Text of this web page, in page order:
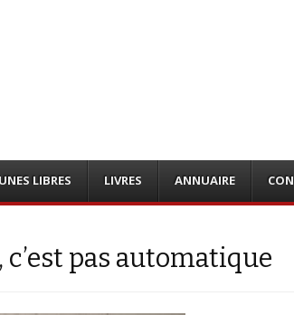
LIBRES LIVRES ANNUAIRE
pas automatique